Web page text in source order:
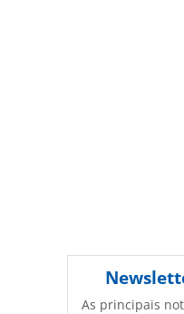
As principais